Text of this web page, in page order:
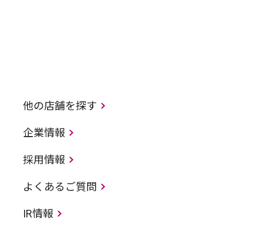
他の店舗を探す
企業情報
採用情報
よくあるご質問
IR情報